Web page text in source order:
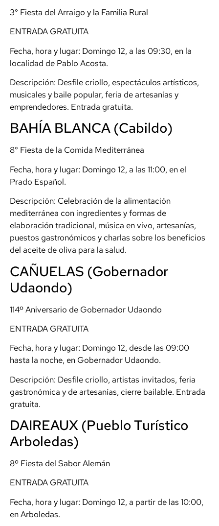
3° Fiesta del Arraigo y la Familia Rural
ENTRADA GRATUITA
Fecha, hora y lugar: Domingo 12, a las 09:30, en la
localidad de Pablo Acosta.
Descripción: Desfile criollo, espectáculos artísticos,
musicales y baile popular, feria de artesanías y
emprendedores. Entrada gratuita.
BAHÍA BLANCA (Cabildo)
8° Fiesta de la Comida Mediterránea
Fecha, hora y lugar: Domingo 12, a las 11:00, en el
Prado Español.
Descripción: Celebración de la alimentación
mediterránea con ingredientes y formas de
elaboración tradicional, música en vivo, artesanías,
puestos gastronómicos y charlas sobre los beneficios
del aceite de oliva para la salud.
CAÑUELAS (Gobernador
Udaondo)
114º Aniversario de Gobernador Udaondo
ENTRADA GRATUITA
Fecha, hora y lugar: Domingo 12, desde las 09:00
hasta la noche, en Gobernador Udaondo.
Descripción: Desfile criollo, artistas invitados, feria
gastronómica y de artesanías, cierre bailable. Entrada
gratuita.
DAIREAUX (Pueblo Turístico
Arboledas)
8º Fiesta del Sabor Alemán
ENTRADA GRATUITA
Fecha, hora y lugar: Domingo 12, a partir de las 10:00,
en Arboledas.